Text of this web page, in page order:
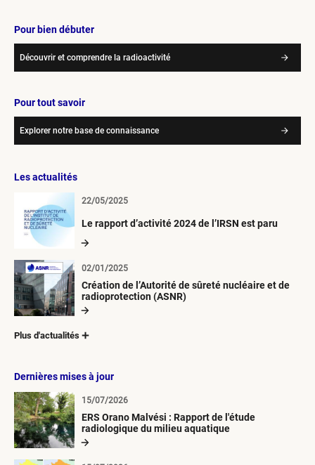
Pour bien débuter
Découvrir et comprendre la radioactivité
Pour tout savoir
Explorer notre base de connaissance
Les actualités
Le rapport d’activité 2024 de l’IRSN est paru
22/05/2025
Création de l’Autorité de sûreté nucléaire et de
radioprotection (ASNR)
02/01/2025
Plus d'actualités
Dernières mises à jour
ERS Orano Malvési : Rapport de l'étude
radiologique du milieu aquatique
15/07/2026